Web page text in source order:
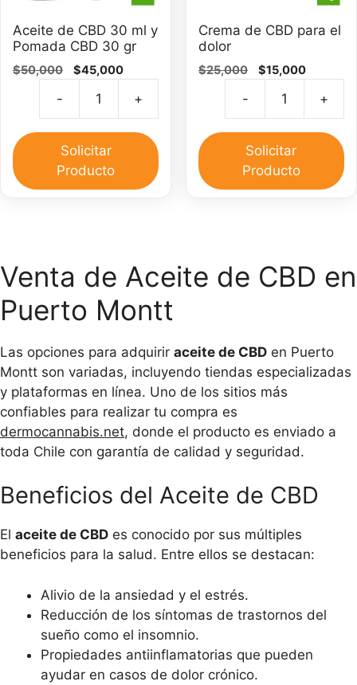
Aceite de CBD 30 ml y
Pomada CBD 30 gr
$50,000
El
original
era:
$50,000.
$45,000El
actual
es:
$45,000.
-
CBD
30
gr
cantidad
+
Solicitar
Producto
Crema de CBD para el
dolor
$25,000
El
original
era:
$25,000.
$15,000El
actual
es:
$15,000.
- +
Solicitar
Producto
Venta de Aceite de CBD en
Puerto Montt
Las opciones para adquirir aceite de CBD en Puerto
Montt son variadas, incluyendo tiendas especializadas
y plataformas en línea. Uno de los sitios más
confiables para realizar tu compra es
dermocannabis.net, donde el producto es enviado a
toda Chile con garantía de calidad y seguridad.
Beneficios del Aceite de CBD
El aceite de CBD es conocido por sus múltiples
beneficios para la salud. Entre ellos se destacan:
Alivio de la ansiedad y el estrés.
Reducción de los síntomas de trastornos del
sueño como el insomnio.
Propiedades antiinflamatorias que pueden
ayudar en casos de dolor crónico.